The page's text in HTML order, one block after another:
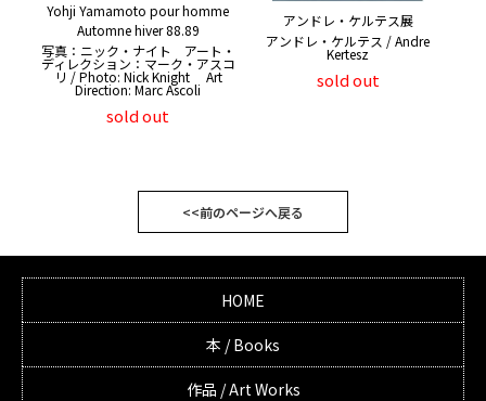
Yohji Yamamoto pour homme
Automne hiver 88.89
写真：ニック・ナイト アート・
ディレクション：マーク・アスコ
リ / Photo: Nick Knight Art
Direction: Marc Ascoli
sold out
アンドレ・ケルテス展
アンドレ・ケルテス / Andre
Kertesz
sold out
<<前のページへ戻る
HOME
本 / Books
作品 / Art Works